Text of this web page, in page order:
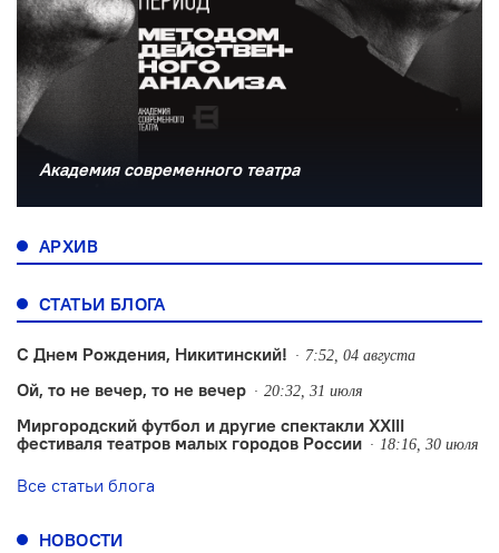
Академия современного театра
АРХИВ
СТАТЬИ БЛОГА
С Днем Рождения, Никитинский! 7:52, 04 августа
Ой, то не вечер, то не вечер 20:32, 31 июля
Миргородский футбол и другие спектакли XXIII
фестиваля театров малых городов России
18:16, 30 июля
Все статьи блога
НОВОСТИ